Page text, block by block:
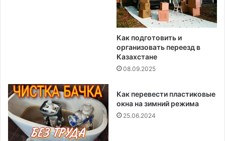
Как подготовить и
организовать переезд в
Казахстане
08.09.2025
Как перевести пластиковые
окна на зимний режима
25.06.2024